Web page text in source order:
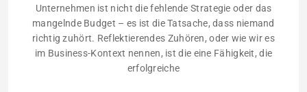
Unternehmen ist nicht die fehlende Strategie oder das
mangelnde Budget – es ist die Tatsache, dass niemand
richtig zuhört. Reflektierendes Zuhören, oder wie wir es
im Business-Kontext nennen, ist die eine Fähigkeit, die
erfolgreiche